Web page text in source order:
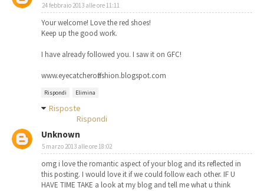
24 febbraio 2013 alle ore 11:11
Your welcome! Love the red shoes!
Keep up the good work.
I have already followed you. I saw it on GFC!
www.eyecatcheroffashion.blogspot.com
Rispondi Elimina
Risposte
Rispondi
Unknown
5 marzo 2013 alle ore 18:02
omg i love the romantic aspect of your blog and its reflected in
this posting. I would love it if we could follow each other. IF U
HAVE TIME TAKE a look at my blog and tell me what u think